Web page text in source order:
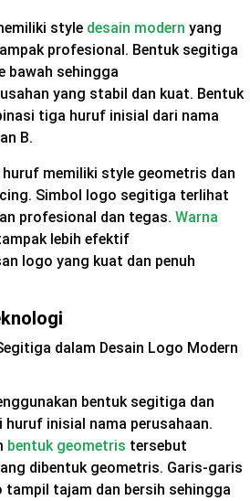
style desain modern yang
profesional. Bentuk segitiga
bawah sehingga
yang stabil dan kuat. Bentuk
tiga huruf inisial dari nama
B.
memiliki style geometris dan
Simbol logo segitiga terlihat
profesional dan tegas. Warna
lebih efektif
logo yang kuat dan penuh
bentuk segitiga dan
inisial nama perusahaan.
bentuk geometris tersebut
dibentuk geometris. Garis-garis
tampil tajam dan bersih sehingga